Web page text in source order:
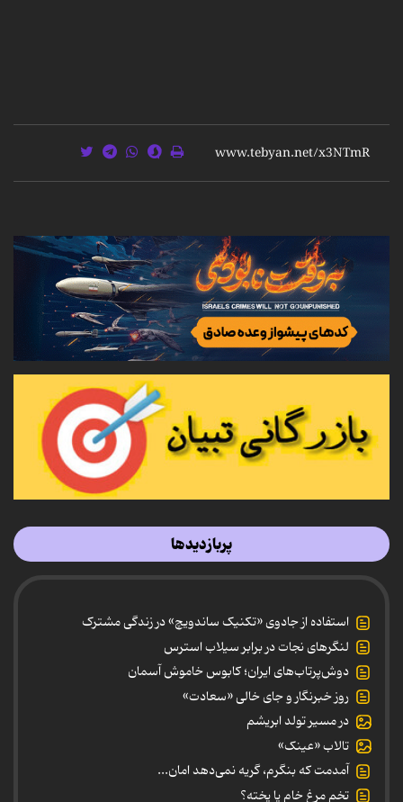
پربازدیدها
استفاده از جادوی «تکنیک ساندویچ» در زندگی مشترک
لنگرهای نجات در برابر سیلاب استرس
دوش‌پرتاب‌های ایران؛ کابوس خاموش آسمان
روز خبرنگار و جای خالی «سعادت»
در مسیر تولد ابریشم
تالاب «عینک»
آمدمت که بنگرم، گریه نمی‌دهد امان...
تخم مرغ خام یا پخته؟